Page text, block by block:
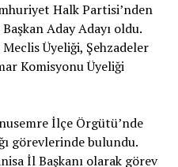
Halk Partisi’nden
Aday Adayı oldu.
Üyeliği, Şehzadeler
Komisyonu Üyeliği
İlçe Örgütü’nde
görevlerinde bulundu.
İl Başkanı olarak görev